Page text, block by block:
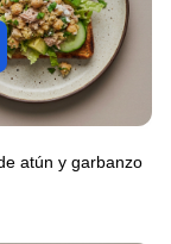
atún y garbanzo